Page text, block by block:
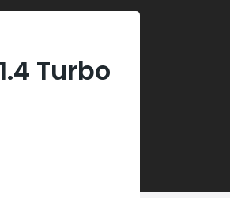
Turbo